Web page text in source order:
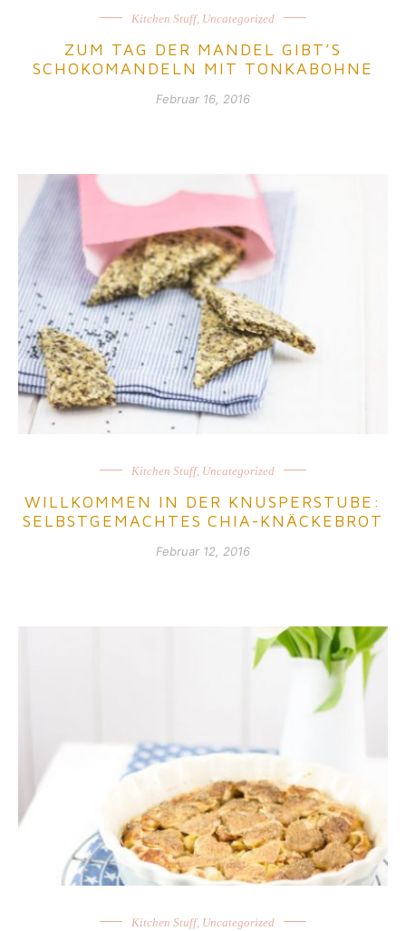
Kitchen Stuff, Uncategorized
ZUM TAG DER MANDEL GIBT’S
SCHOKOMANDELN MIT TONKABOHNE
Februar 16, 2016
Kitchen Stuff, Uncategorized
WILLKOMMEN IN DER KNUSPERSTUBE:
SELBSTGEMACHTES CHIA-KNÄCKEBROT
Februar 12, 2016
Kitchen Stuff, Uncategorized